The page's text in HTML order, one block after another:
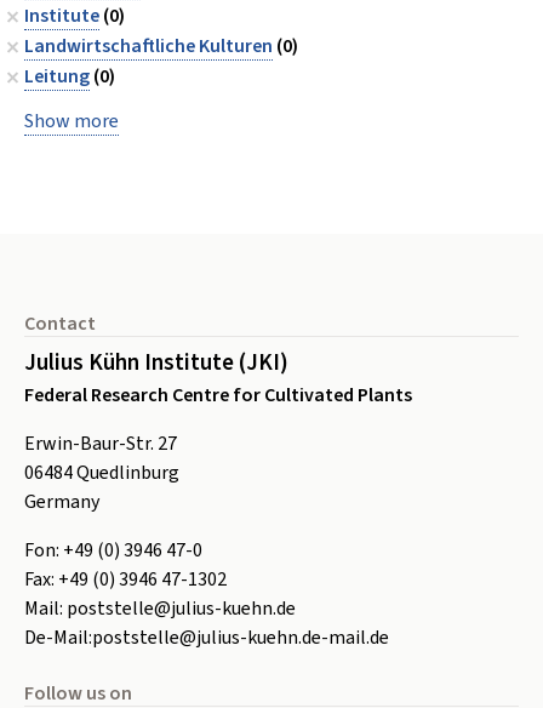
Institute(0)
Landwirtschaftliche Kulturen (0)
Leitung(0)
Show more
Contact
Julius Kühn Institute (JKI)
Federal Research Centre for Cultivated Plants
Erwin-Baur-Str. 27
06484Quedlinburg
Germany
Fon: +49 (0) 3946 47-0
Fax: +49 (0) 3946 47-1302
Mail: poststelle@julius-kuehn.de
De-Mail:poststelle@julius-kuehn.de-mail.de
Follow us on